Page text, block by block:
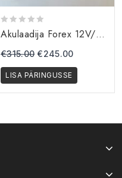
0
of
Akulaadija Forex 12V/25A
€315.00 €245.00
LISA PÄRINGUSSE